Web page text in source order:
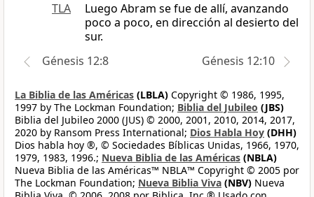
TLA
Luego Abram se fue de allí, avanzando
poco a poco, en dirección al desierto del
sur.
Génesis 12:8
Génesis 12:10
La Biblia de las Américas (LBLA) Copyright © 1986, 1995,
1997 by The Lockman Foundation; Biblia del Jubileo (JBS)
Biblia del Jubileo 2000 (JUS) © 2000, 2001, 2010, 2014, 2017,
2020 by Ransom Press International; Dios Habla Hoy (DHH)
Dios habla hoy ®, © Sociedades Bíblicas Unidas, 1966, 1970,
1979, 1983, 1996.; Nueva Biblia de las Américas (NBLA)
Nueva Biblia de las Américas™ NBLA™ Copyright © 2005 por
The Lockman Foundation; Nueva Biblia Viva (NBV) Nueva